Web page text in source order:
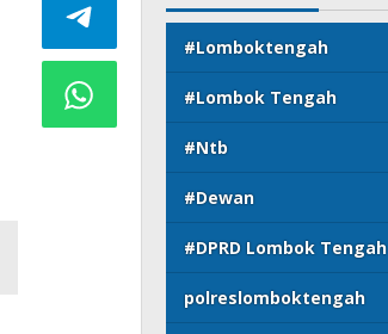
#Lomboktengah
#Lombok Tengah
#Ntb
#Dewan
#DPRD Lombok Tengah
polreslomboktengah